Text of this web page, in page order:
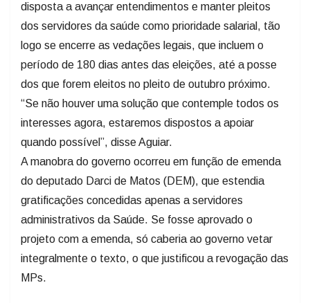
disposta a avançar entendimentos e manter pleitos
dos servidores da saúde como prioridade salarial, tão
logo se encerre as vedações legais, que incluem o
período de 180 dias antes das eleições, até a posse
dos que forem eleitos no pleito de outubro próximo.
“Se não houver uma solução que contemple todos os
interesses agora, estaremos dispostos a apoiar
quando possível”, disse Aguiar.
A manobra do governo ocorreu em função de emenda
do deputado Darci de Matos (DEM), que estendia
gratificações concedidas apenas a servidores
administrativos da Saúde. Se fosse aprovado o
projeto com a emenda, só caberia ao governo vetar
integralmente o texto, o que justificou a revogação das
MPs.